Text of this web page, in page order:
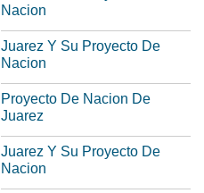
Nacion
Juarez Y Su Proyecto De
Nacion
Proyecto De Nacion De
Juarez
Juarez Y Su Proyecto De
Nacion